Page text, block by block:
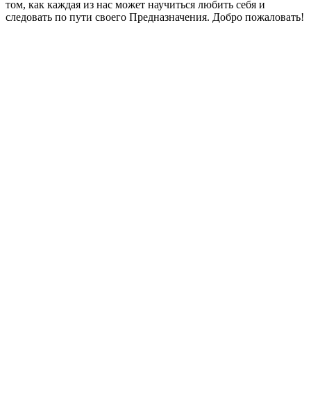
том, как каждая из нас может научиться любить себя и
следовать по пути своего Предназначения. Добро пожаловать!